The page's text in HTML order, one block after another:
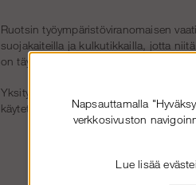
Ruotsin työympäristöviranomaisen
suojakaiteilla ja kulkutikkailla, jotta
on täydennettävä myös porrastornilla.
Yksityishenkilöiden käyttössä, telineen
käytetään työpaikalla, telineen
Napsauttamalla
verkkosivuston
Lue lisää